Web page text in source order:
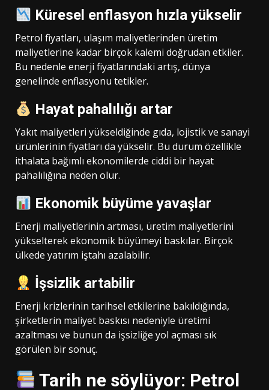
Küresel enflasyon hızla yükselir
Petrol fiyatları, ulaşım maliyetlerinden üretim
maliyetlerine kadar birçok kalemi doğrudan etkiler.
Bu nedenle enerji fiyatlarındaki artış, dünya
genelinde enflasyonu tetikler.
Hayat pahalılığı artar
Yakıt maliyetleri yükseldiğinde gıda, lojistik ve sanayi
ürünlerinin fiyatları da yükselir. Bu durum özellikle
ithalata bağımlı ekonomilerde ciddi bir hayat
pahalılığına neden olur.
Ekonomik büyüme yavaşlar
Enerji maliyetlerinin artması, üretim maliyetlerini
yükselterek ekonomik büyümeyi baskılar. Birçok
ülkede yatırım iştahı azalabilir.
İşsizlik artabilir
Enerji krizlerinin tarihsel etkilerine bakıldığında,
şirketlerin maliyet baskısı nedeniyle üretimi
azaltması ve bunun da işsizliğe yol açması sık
görülen bir sonuç.
Tarih ne söylüyor: Petrol